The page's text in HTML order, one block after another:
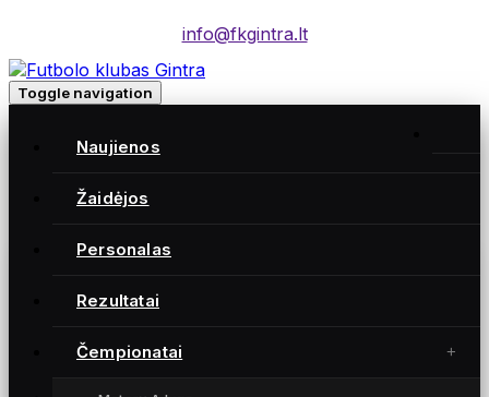
info@fkgintra.lt
Toggle navigation
Naujienos
Žaidėjos
Personalas
Rezultatai
Čempionatai
Įrašai
Home
Gintra naujienos